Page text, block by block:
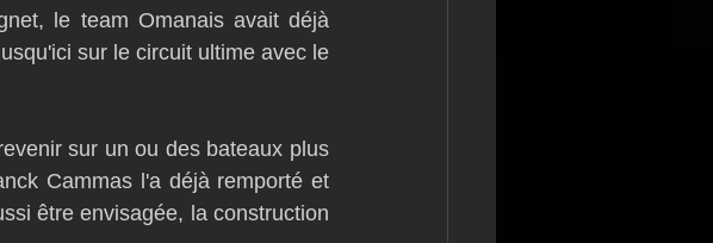
le team Omanais avait déjà
sur le circuit ultime avec le
sur un ou des bateaux plus
Cammas l'a déjà remporté et
être envisagée, la construction